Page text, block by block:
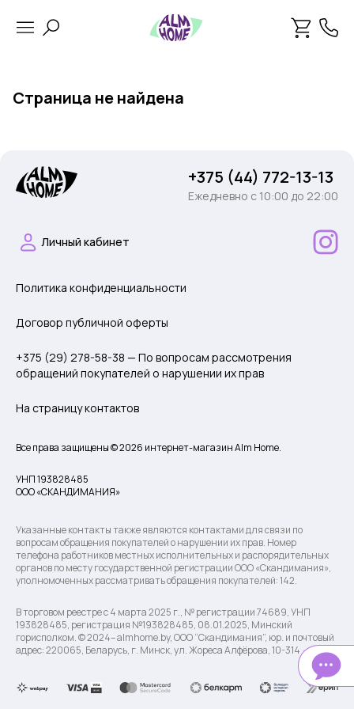
Страница не найдена
+375 (44) 772-13-13
Ежедневно c 10:00 до 22:00
Личный кабинет
Политика конфиденциальности
Договор публичной оферты
+375 (29) 278-58-38 — По вопросам рассмотрения
обращений покупателей о нарушении их прав
На страницу контактов
Все права защищены © 2026 интернет-магазин Alm Home.
УНП 193828485
ООО «СКАНДИМАНИЯ»
Указанные контакты также являются контактами для связи по
вопросам обращения покупателей о нарушении их прав. Номер
телефона работников местных исполнительных и распорядительных
органов по месту государственной регистрации ООО «Скандимания»,
уполномоченных рассматривать обращения покупателей: 142.
В торговом реестре с 4 марта 2025 г., № регистрации 74689, УНП
193828485, регистрация №193828485, 08.01.2025, Минский
горисполком. © 2024– almhome.by, ООО “Скандимания”, юр. и почтовый
адрес: 220065, Беларусь, г. Минск, ул. Жореса Алфёрова, 10-314